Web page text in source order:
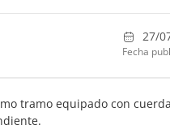
27/
Fecha
tramo equipado con